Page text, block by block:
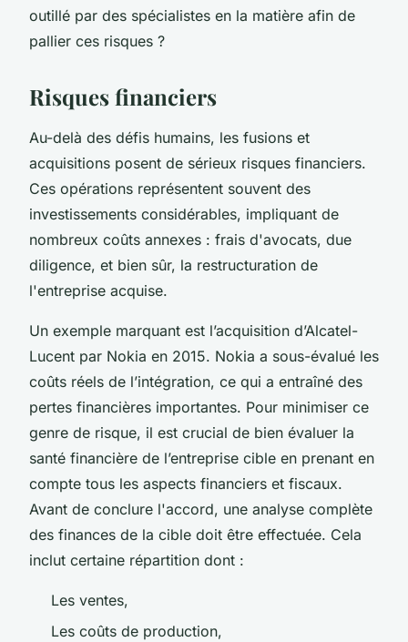
outillé par des spécialistes en la matière afin de
pallier ces risques ?
Risques financiers
Au-delà des défis humains, les fusions et
acquisitions posent de sérieux risques financiers.
Ces opérations représentent souvent des
investissements considérables, impliquant de
nombreux coûts annexes : frais d'avocats, due
diligence, et bien sûr, la restructuration de
l'entreprise acquise.
Un exemple marquant est l’acquisition d’Alcatel-
Lucent par Nokia en 2015. Nokia a sous-évalué les
coûts réels de l’intégration, ce qui a entraîné des
pertes financières importantes. Pour minimiser ce
genre de risque, il est crucial de bien évaluer la
santé financière de l’entreprise cible en prenant en
compte tous les aspects financiers et fiscaux.
Avant de conclure l'accord, une analyse complète
des finances de la cible doit être effectuée. Cela
inclut certaine répartition dont :
Les ventes,
Les coûts de production,